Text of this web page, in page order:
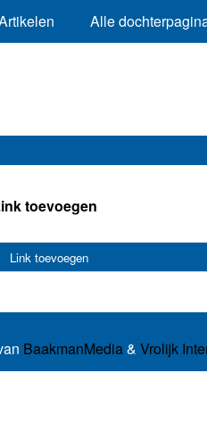
Alle
toevoegen
Link toevoegen
BaakmanMedia& Vrolijk